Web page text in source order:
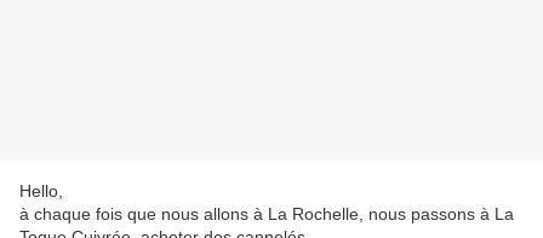
Hello,
à chaque fois que nous allons à La Rochelle, nous passons à La